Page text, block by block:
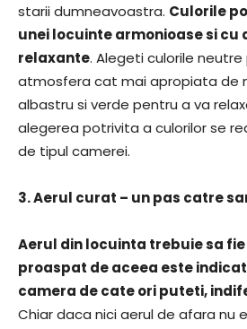
starii dumneavoastra. Culorile
unei locuinte armonioase si cu
relaxante. Alegeti culorile
atmosfera cat mai apropiata de
albastru si verde pentru a va
alegerea potrivita a culorilor se
de tipul camerei.
3. Aerul curat – un pas catre
Aerul din locuinta trebuie sa
proaspat de aceea este
camera de cate ori puteti,
Chiar daca nici aerul de afara nu